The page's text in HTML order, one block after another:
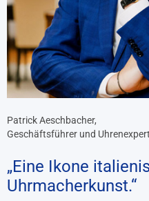
Patrick Aeschbacher,
Geschäftsführer und
„Eine Ikone
Uhrmacherkunst.“